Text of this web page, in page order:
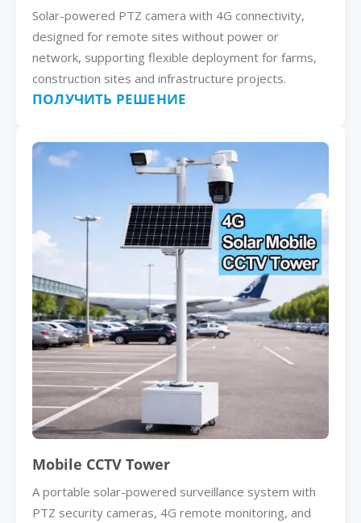
Solar-powered PTZ camera with 4G connectivity,
designed for remote sites without power or
network, supporting flexible deployment for farms,
construction sites and infrastructure projects.
ПОЛУЧИТЬ РЕШЕНИЕ
Mobile CCTV Tower
A portable solar-powered surveillance system with
PTZ security cameras, 4G remote monitoring, and